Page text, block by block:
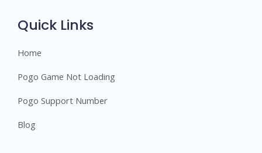
Quick Links
Home
Pogo Game Not Loading
Pogo Support Number
Blog